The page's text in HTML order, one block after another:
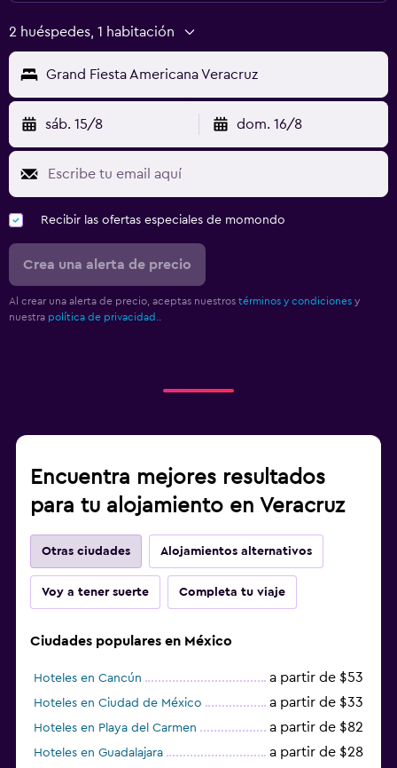
2 huéspedes, 1 habitación
Grand Fiesta Americana Veracruz
sáb. 15/8 dom. 16/8
Recibir las ofertas especiales de momondo
Crea una alerta de precio
Al crear una alerta de precio, aceptas nuestros términos y condiciones y
nuestra política de privacidad.
Encuentra mejores resultados
para tu alojamiento en Veracruz
Otras ciudades Alojamientos alternativos
Voy a tener suerte Completa tu viaje
Ciudades populares en México
Hoteles en Cancún a partir de $53
Hoteles en Ciudad de México a partir de $33
Hoteles en Playa del Carmen a partir de $82
Hoteles en Guadalajara a partir de $28